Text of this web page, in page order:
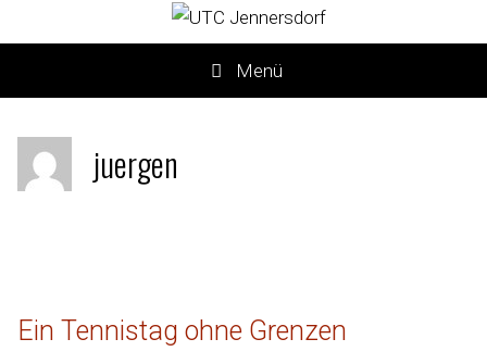
Menü
juergen
Ein Tennistag ohne Grenzen